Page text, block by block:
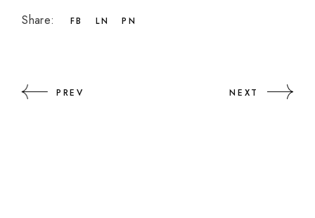
Share: FB LN PN
PREV NEXT